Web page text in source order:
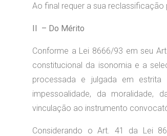
Ao final requer a sua reclassificação
II – Do Mérito
Conforme a Lei 8666/93 em seu
constitucional da isonomia e a
processada e julgada em
impessoalidade, da moralidade,
vinculação ao instrumento
Considerando o Art. 41 da Lei